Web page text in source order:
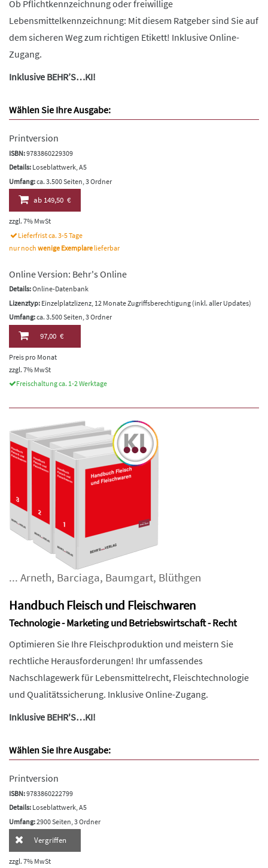
Ob Pflichtkennzeichnung oder freiwillige
Lebensmittelkennzeichnung: Mit diesem Ratgeber sind Sie auf
dem sicheren Weg zum richtigen Etikett! Inklusive Online-
Zugang.
Inklusive BEHR’S…KI!
Wählen Sie Ihre Ausgabe:
Printversion
ISBN:9783860229309
Details: Loseblattwerk, A5
Umfang:ca. 3.500 Seiten, 3 Ordner
ab149,50 €
zzgl. 7% MwSt
Lieferfrist ca. 3-5 Tage
nur noch wenige Exemplare lieferbar
Online Version: Behr's Online
Details:Online-Datenbank
Lizenztyp: Einzelplatzlizenz, 12 Monate Zugriffsberechtigung (inkl. aller Updates)
Umfang:ca. 3.500 Seiten, 3 Ordner
97,00 €
Preis pro Monat
zzgl. 7% MwSt
Freischaltung ca. 1-2 Werktage
... Arneth, Barciaga, Baumgart, Blüthgen
Handbuch Fleisch und Fleischwaren
Technologie - Marketing und Betriebswirtschaft - Recht
Optimieren Sie Ihre Fleischproduktion und meistern Sie
rechtliche Herausforderungen! Ihr umfassendes
Nachschlagewerk für Lebensmittelrecht, Fleischtechnologie
und Qualitätssicherung. Inklusive Online-Zugang.
Inklusive BEHR'S…KI!
Wählen Sie Ihre Ausgabe:
Printversion
ISBN:9783860222799
Details: Loseblattwerk, A5
Umfang:2900 Seiten, 3 Ordner
Vergriffen
zzgl. 7% MwSt